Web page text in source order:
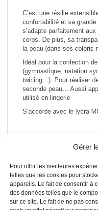
Gérer
Pour offrir les meilleures
telles que les cookies pour
appareils. Le fait de consentir à
des données telles que le
sur ce site. Le fait de ne pas
C’est une résille
confortabilité et sa
s’adapte parfaitement
corps. De plus, sa
la peau (dans ses coloris
Idéal pour la confection
(gymnastique, natation
twirling…). Pour réaliser
seconde peau… Aussi
utilisé en lingerie
S’accorde avec le lycra
A PROPOS DE NOUS
A propos